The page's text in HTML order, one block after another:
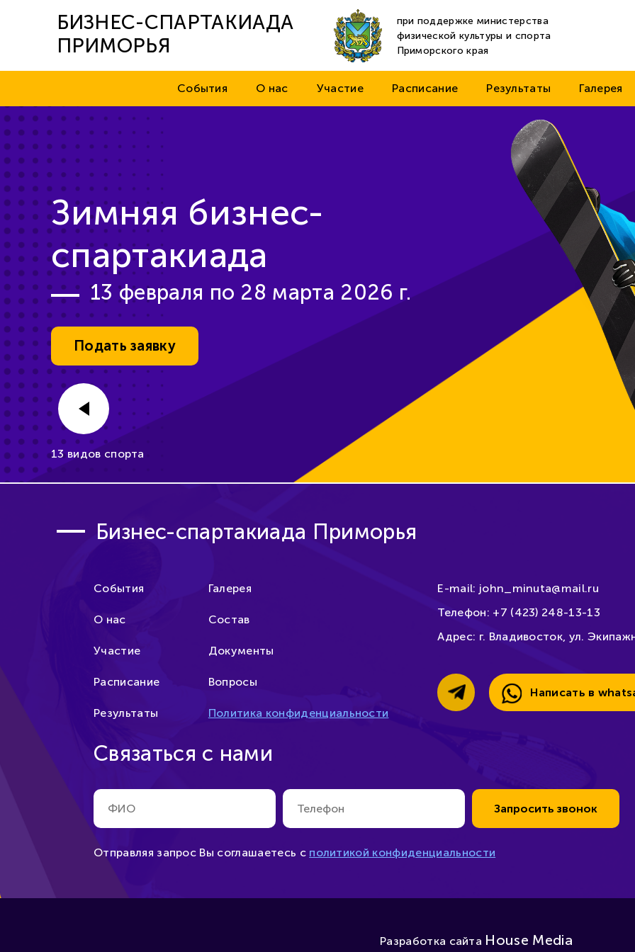
БИЗНЕС-СПАРТАКИАДА
ПРИМОРЬЯ
при поддержке министерства
физической культуры и спорта
Приморского края
События О нас Участие Расписание Результаты Галерея
идет!
Зимняя бизнес-
спартакиада
13 февраля по 28 марта 2026 г.
Подать заявку
13 видов спорта
Бизнес-спартакиада Приморья
События
О нас
Участие
Расписание
Результаты
Галерея
Состав
Документы
Вопросы
Политика конфиденциальности
E-mail: john_minuta@mail.ru
Телефон: +7 (423) 248-13-13
Адрес: г. Владивосток, ул.
Написать в
Связаться с нами
Запросить звонок
Отправляя запрос Вы соглашаетесь с политикой конфиденциальности
Разработка сайта House Media